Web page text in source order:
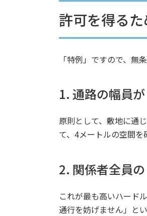
許可を得るた
「特例」ですので、無
1. 通路の幅員
原則として、敷地に通
て、4メートルの空間を
2. 関係者全員
これが最も高いハード
通行を妨げません」と